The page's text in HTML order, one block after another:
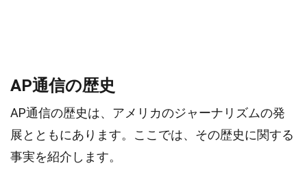
AP通信の歴史
AP通信の歴史は、アメリカのジャーナリズムの発
展とともにあります。ここでは、その歴史に関する
事実を紹介します。